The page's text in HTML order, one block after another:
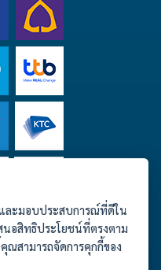
ละมอบประสบการณ์ที่ดีใน
นอสิทธิประโยชน์ที่ตรงตาม
สามารถจัดการคุกกี้ของ